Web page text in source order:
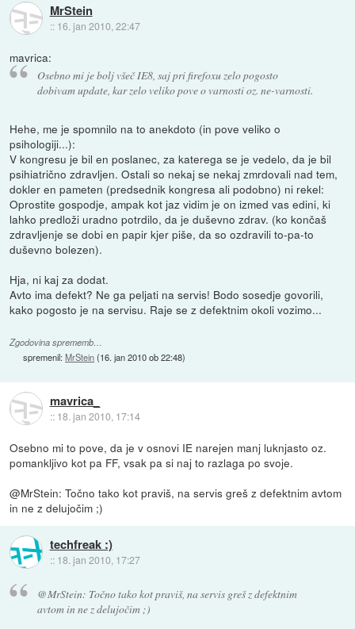
MrStein
:: 16. jan 2010, 22:47
mavrica:
Osebno mi je bolj všeč IE8, saj pri firefoxu zelo pogosto
dobivam update, kar zelo veliko pove o varnosti oz. ne-varnosti.
Hehe, me je spomnilo na to anekdoto (in pove veliko o
psihologiji...):
V kongresu je bil en poslanec, za katerega se je vedelo, da je bil
psihiatrično zdravljen. Ostali so nekaj se nekaj zmrdovali nad tem,
dokler en pameten (predsednik kongresa ali podobno) ni rekel:
Oprostite gospodje, ampak kot jaz vidim je on izmed vas edini, ki
lahko predloži uradno potrdilo, da je duševno zdrav. (ko končaš
zdravljenje se dobi en papir kjer piše, da so ozdravili to-pa-to
duševno bolezen).
Hja, ni kaj za dodat.
Avto ima defekt? Ne ga peljati na servis! Bodo sosedje govorili,
kako pogosto je na servisu. Raje se z defektnim okoli vozimo...
Zgodovina sprememb…
spremenil:MrStein(16. jan 2010 ob 22:48)
mavrica_
:: 18. jan 2010, 17:14
Osebno mi to pove, da je v osnovi IE narejen manj luknjasto oz.
pomankljivo kot pa FF, vsak pa si naj to razlaga po svoje.
@MrStein: Točno tako kot praviš, na servis greš z defektnim avtom
in ne z delujočim ;)
techfreak :)
:: 18. jan 2010, 17:27
@MrStein: Točno tako kot praviš, na servis greš z defektnim
avtom in ne z delujočim ;)